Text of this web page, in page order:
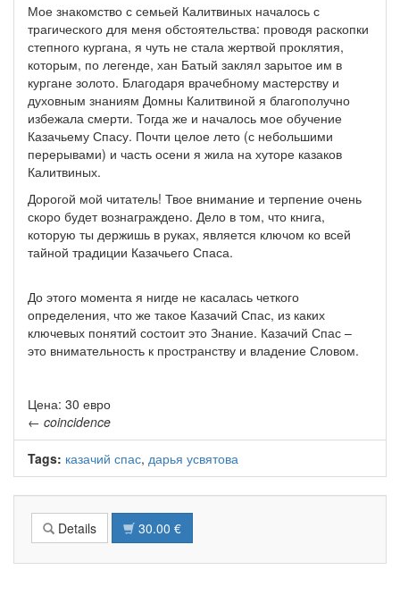
Мое знакомство с семьей Калитвиных началось с
трагического для меня обстоятельства: проводя раскопки
степного кургана, я чуть не стала жертвой проклятия,
которым, по легенде, хан Батый заклял зарытое им в
кургане золото. Благодаря врачебному мастерству и
духовным знаниям Домны Калитвиной я благополучно
избежала смерти. Тогда же и началось мое обучение
Казачьему Спасу. Почти целое лето (с небольшими
перерывами) и часть осени я жила на хуторе казаков
Калитвиных.
Дорогой мой читатель! Твое внимание и терпение очень
скоро будет вознаграждено. Дело в том, что книга,
которую ты держишь в руках, является ключом ко всей
тайной традиции Казачьего Спаса.
До этого момента я нигде не касалась четкого
определения, что же такое Казачий Спас, из каких
ключевых понятий состоит это Знание. Казачий Спас –
это внимательность к пространству и владение Словом.
Цена: 30 евро
← coincidence
Tags: казачий спас, дарья усвятова
Details 30.00 €